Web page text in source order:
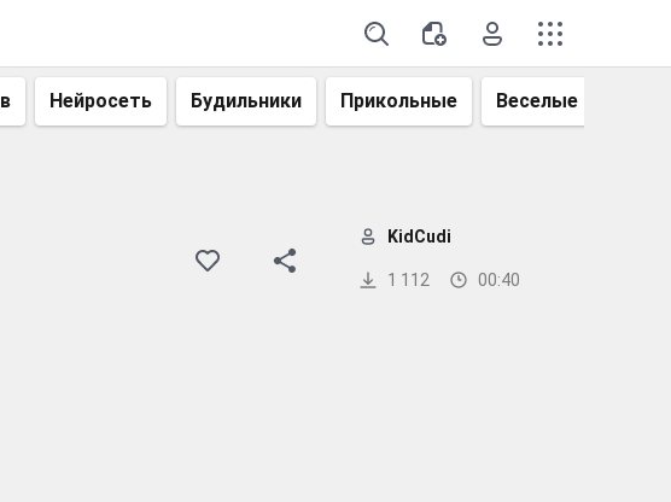
Нейросеть Будильники Прикольные Веселые
1 112 00:40
KidCudi